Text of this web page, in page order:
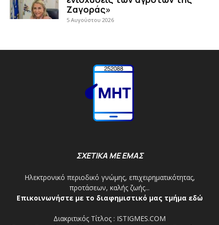
Ζαγοράς»
5 Αυγούστου 2026
ΣΧΕΤΙΚΑ ΜΕ ΕΜΑΣ
Ηλεκτρονικό περιοδικό γνώμης, επιχειρηματικότητας,
προτάσεων, καλής ζωής...
Επικοινωνήστε με το διαφημιστικό μας τμήμα εδώ
Διακριτικός Τίτλος : ISTIGMES.COM